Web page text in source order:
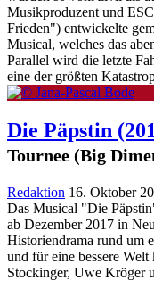
Musikproduzent und
Frieden") entwickelte
Musical, welches das
Parallel wird die letzte
eine der größten
Die Päpstin
Tournee (Big
Redaktion 16. Oktober
Das Musical "Die
ab Dezember 2017 in
Historiendrama rund um
und für eine bessere
Stockinger, Uwe Kröger